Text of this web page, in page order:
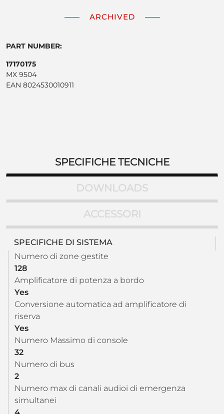
ARCHIVED
PART NUMBER:
17170175
MX 9504
EAN 8024530010911
SPECIFICHE TECNICHE
DOWNLOADS
ACCESSORI
SPECIFICHE DI SISTEMA
Numero di zone gestite
128
Amplificatore di potenza a bordo
Yes
Conversione automatica ad amplificatore di
riserva
Yes
Numero Massimo di console
32
Numero di bus
2
Numero max di canali audioi di emergenza
simultanei